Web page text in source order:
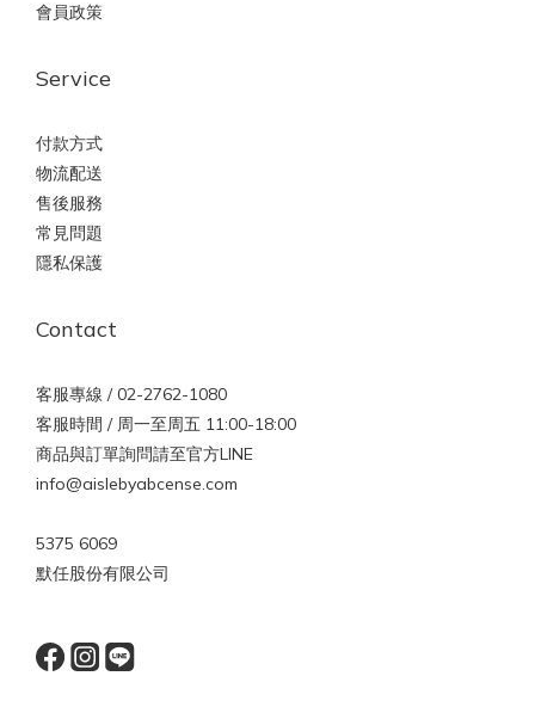
會員政策
Service
付款方式
物流配送
售後服務
常見問題
隱私保護
Contact
客服專線 / 02-2762-1080
客服時間 / 周一至周五 11:00-18:00
商品與訂單詢問請至官方LINE
info@aislebyabcense.com
5375 6069
默任股份有限公司